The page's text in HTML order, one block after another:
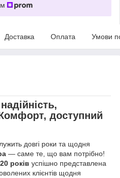
Доставка Оплата Умови
доступний
довгі роки та щодня
— саме те, що вам потрібно!
20 років успішно представлена
клієнтів щодня